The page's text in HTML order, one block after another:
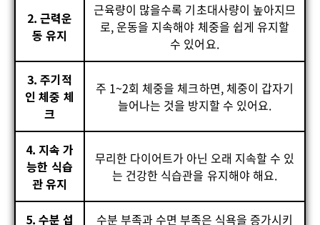
2. 근력운
동 유지
근육량이 많을수록 기초대사량이 높아지므
로, 운동을 지속해야 체중을 쉽게 유지할
수 있어요.
3. 주기적
인 체중 체
크
주 1~2회 체중을 체크하면, 체중이 갑자기
늘어나는 것을 방지할 수 있어요.
4. 지속 가
능한 식습
관 유지
무리한 다이어트가 아닌 오래 지속할 수 있
는 건강한 식습관을 유지해야 해요.
5. 수분 섭
수분 부족과 수면 부족은 식욕을 증가시키